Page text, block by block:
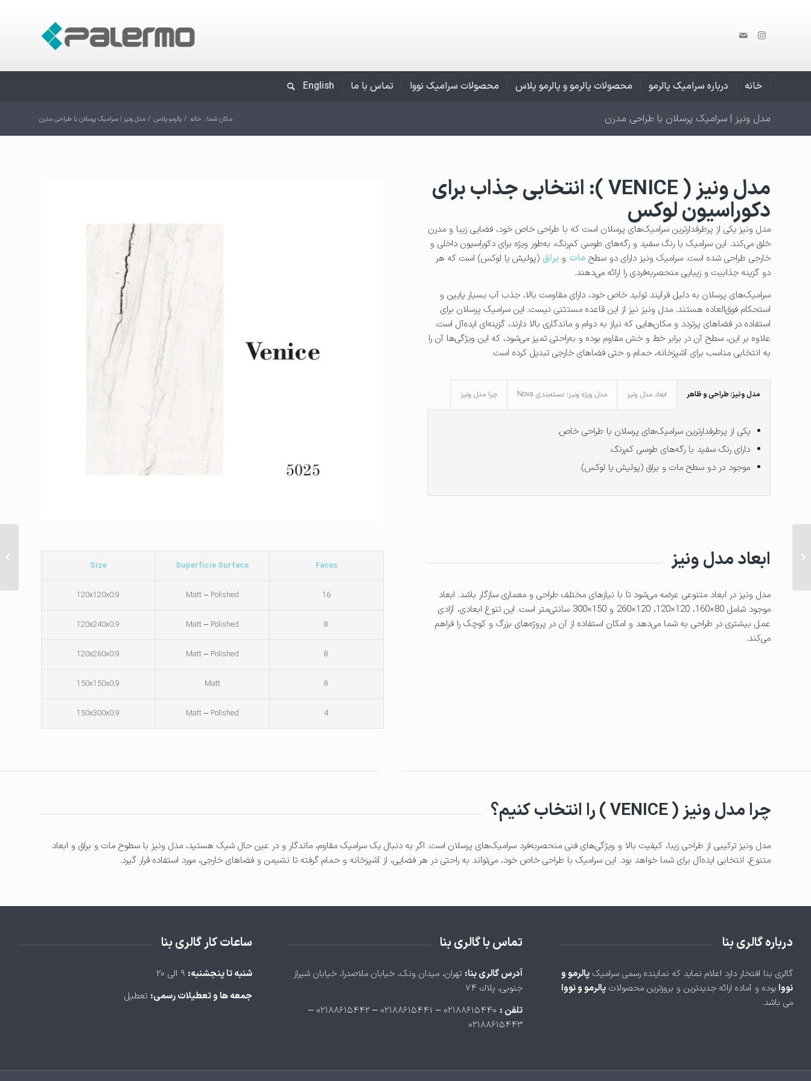
خانه درباره سرامیک پالرمو محصولات پالرمو و پالرمو پلاس محصولات سرامیک نووا تماس با ما English
مدل ونیز | سرامیک پرسلان با طراحی مدرن مکان شما: خانه / پالرمو پلاس / مدل ونیز | سرامیک پرسلان با طراحی مدرن
مدل ونیز ( VENICE ): انتخابی جذاب برای
دکوراسیون لوکس
مدل ونیز یکی از پرطرفدارترین سرامیک‌های پرسلان است که با طراحی خاص خود، فضایی زیبا و مدرن
خلق می‌کند. این سرامیک با رنگ سفید و رگه‌های طوسی کم‌رنگ، به‌طور ویژه برای دکوراسیون داخلی و
خارجی طراحی شده است. سرامیک ونیز دارای دو سطح مات و براق (پولیش یا لوکس) است که هر
دو گزینه جذابیت و زیبایی منحصربه‌فردی را ارائه می‌دهند.
سرامیک‌های پرسلان به دلیل فرآیند تولید خاص خود، دارای مقاومت بالا، جذب آب بسیار پایین و
استحکام فوق‌العاده هستند. مدل ونیز نیز از این قاعده مستثنی نیست. این سرامیک پرسلان برای
استفاده در فضاهای پرتردد و مکان‌هایی که نیاز به دوام و ماندگاری بالا دارند، گزینه‌ای ایده‌آل است.
علاوه بر این، سطح آن در برابر خط و خش مقاوم بوده و به‌راحتی تمیز می‌شود، که این ویژگی‌ها آن را
به انتخابی مناسب برای آشپزخانه، حمام و حتی فضاهای خارجی تبدیل کرده است.
مدل ونیز: طراحی و ظاهر ابعاد مدل ونیز مدل ویژه ونیز: دسته‌بندی Nova چرا مدل ونیز
یکی از پرطرفدارترین سرامیک‌های پرسلان با طراحی خاص.
دارای رنگ سفید با رگه‌های طوسی کم‌رنگ.
موجود در دو سطح مات و براق (پولیش یا لوکس).
ابعاد مدل ونیز
مدل ونیز در ابعاد متنوعی عرضه می‌شود تا با نیازهای مختلف طراحی و معماری سازگار باشد. ابعاد
موجود شامل 80×160، 120×120، 120×260 و 150×300 سانتی‌متر است. این تنوع ابعادی، آزادی
عمل بیشتری در طراحی به شما می‌دهد و امکان استفاده از آن در پروژه‌های بزرگ و کوچک را فراهم
می‌کند.
Faces
Superficie Surface
Size
16
Matt – Polished
120x120x0.9
8
Matt – Polished
120x240x0.9
8
Matt – Polished
120x260x0.9
8
Matt
150x150x0.9
4
Matt – Polished
150x300x0.9
چرا مدل ونیز ( VENICE ) را انتخاب کنیم؟
مدل ونیز ترکیبی از طراحی زیبا، کیفیت بالا و ویژگی‌های فنی منحصر‌به‌فرد سرامیک‌های پرسلان است. اگر به دنبال یک سرامیک مقاوم، ماندگار و در عین حال شیک هستید، مدل ونیز با سطوح مات و براق و ابعاد
متنوع، انتخابی ایده‌آل برای شما خواهد بود. این سرامیک با طراحی خاص خود، می‌تواند به راحتی در هر فضایی، از آشپزخانه و حمام گرفته تا نشیمن و فضاهای خارجی، مورد استفاده قرار گیرد.
درباره گالری بنا
گالری بنا افتخار دارد اعلام نماید که نماینده رسمی سرامیک پالرمو و
نووابوده و آماده ارائه جدیدترین و بروزترین محصولات پالرمو و نووا
می باشد.
تماس با گالری بنا
آدرس گالری بنا: تهران، ميدان ونک، خيابان ملاصدرا، خيابان شيراز
جنوبی، پلاك ۷۴
تلفن :
۰۲۱۸۸۶۱۵۴۴۰ – ۰۲۱۸۸۶۱۵۴۴۱ – ۰۲۱۸۸۶۱۵۴۴۲ –
۰۲۱۸۸۶۱۵۴۴۳
ساعات کار گالری بنا
شنبه تا پنجشنبه:
جمعه ها و تعطیلات رسمی: تعطیل
تنوع...
طراحی براق و برای فضاهای
مدرن...